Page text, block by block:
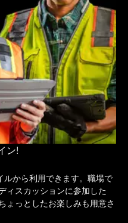
ン!
から利用できます。職場で
ィスカッションに参加した
ょっとしたお楽しみも用意さ